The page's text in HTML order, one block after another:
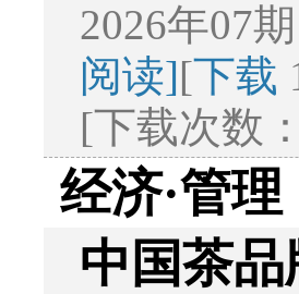
2026年07
阅读][下载
[下载次数：
经济·管理
中国茶